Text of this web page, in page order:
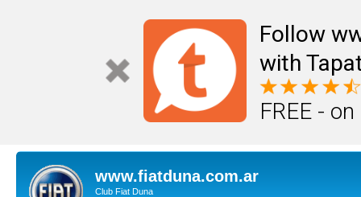
Follow
with
FREE -
www.fiatduna.com.ar
Club Fiat Duna